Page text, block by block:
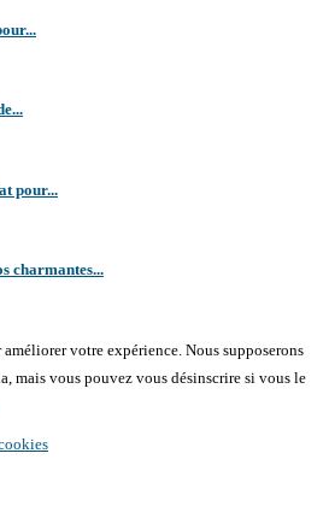
pour...
charmantes...
votre expérience. Nous supposerons
mais vous pouvez vous désinscrire si vous le